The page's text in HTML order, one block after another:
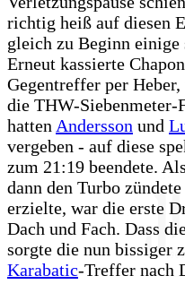
richtig heiß auf diesen
gleich zu Beginn einige
Erneut kassierte
Gegentreffer per Heber,
die THW-Siebenmeter-
hatten Andersson und
vergeben - auf diese
zum 21:19 beendete. Als
dann den Turbo
erzielte, war die erste
Dach und Fach. Dass
sorgte die nun bissiger
Karabatic-Treffer nach